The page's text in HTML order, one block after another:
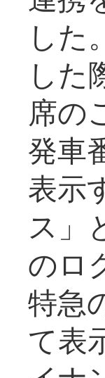
した
した
席の
発車
表示
ス」
のロ
特急
て表